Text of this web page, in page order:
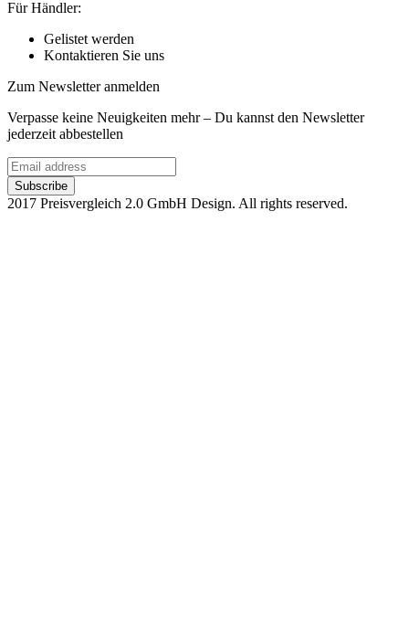
Für Händler:
Gelistet werden
Kontaktieren Sie uns
Zum Newsletter anmelden
Verpasse keine Neuigkeiten mehr – Du kannst den Newsletter
jederzeit abbestellen
2017 Preisvergleich 2.0 GmbH Design. All rights reserved.